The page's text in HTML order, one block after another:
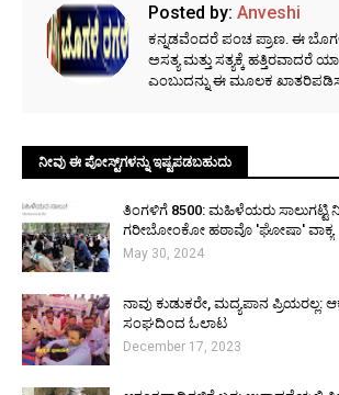
Posted by: Anveshi
ಕನ್ನಡವೆಂದರೆ ಪಂಚ ಪ್ರಾಣ. ಈ
ಅಸತ್ಯ ಮತ್ತು ಸತ್ಯಕ್ಕೆ ಹತ್ತಿರವಾದರೆ
ಎಂಬುದನ್ನು ಈ ಮೂಲಕ
ನೀವು ಈ ಪೋಸ್ಟ್‌ಗಳನ್ನು ಇಷ್ಟಪಡಬಹುದು
ತಿಂಗಳಿಗೆ ₹8500: ಮಹಿಳೆಯರು ಸಾಲುಗಟ್ಟಿ
ಗರೀಬೋಂಕೋ ಹಠಾವೊ 'ಘೋಷಾ' ವಾಕ್ಯ
May 30, 2024
ನಾವು ಕುಡುಕರೇ, ಮದ್ಯಪಾನ ಪ್ರಿಯರಲ್ಲ:
ಸಂಘದಿಂದ ಓಲಾಟ
December 17, 2023